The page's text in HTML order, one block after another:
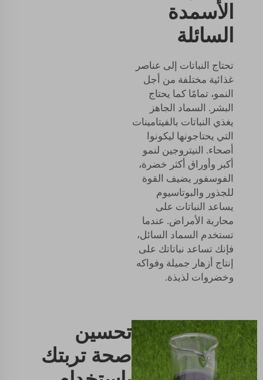
الأسمدة
السائلة
تحتاج النباتات إلى عناصر
غذائية مختلفة من أجل
النمو، تمامًا كما يحتاج
البشر. السماد الجاهز
يغذي النباتات بالفيتامينات
التي يحتاجونها ليكونوا
أصحاء. النيتروجين لنمو
أكبر وأوراق أكثر خضرة،
الفوسفور يضيف القوة
للجذور والبوتاسيوم
يساعد النباتات على
محاربة الأمراض. عندما
تستخدم السماد السائل،
فإنك تساعد نباتاتك على
إنتاج أزهار جميلة وفواكه
وخضروات لذيذة.
تحسين
صحة تربتك